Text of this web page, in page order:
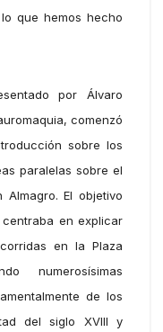
que hemos hecho
por Álvaro
comenzó
sobre los
paralelas sobre el
El objetivo
en explicar
en la Plaza
numerosísimas
de los
del siglo XVIII y